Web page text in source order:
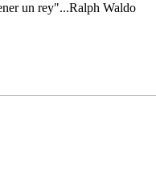
un rey"...Ralph Waldo